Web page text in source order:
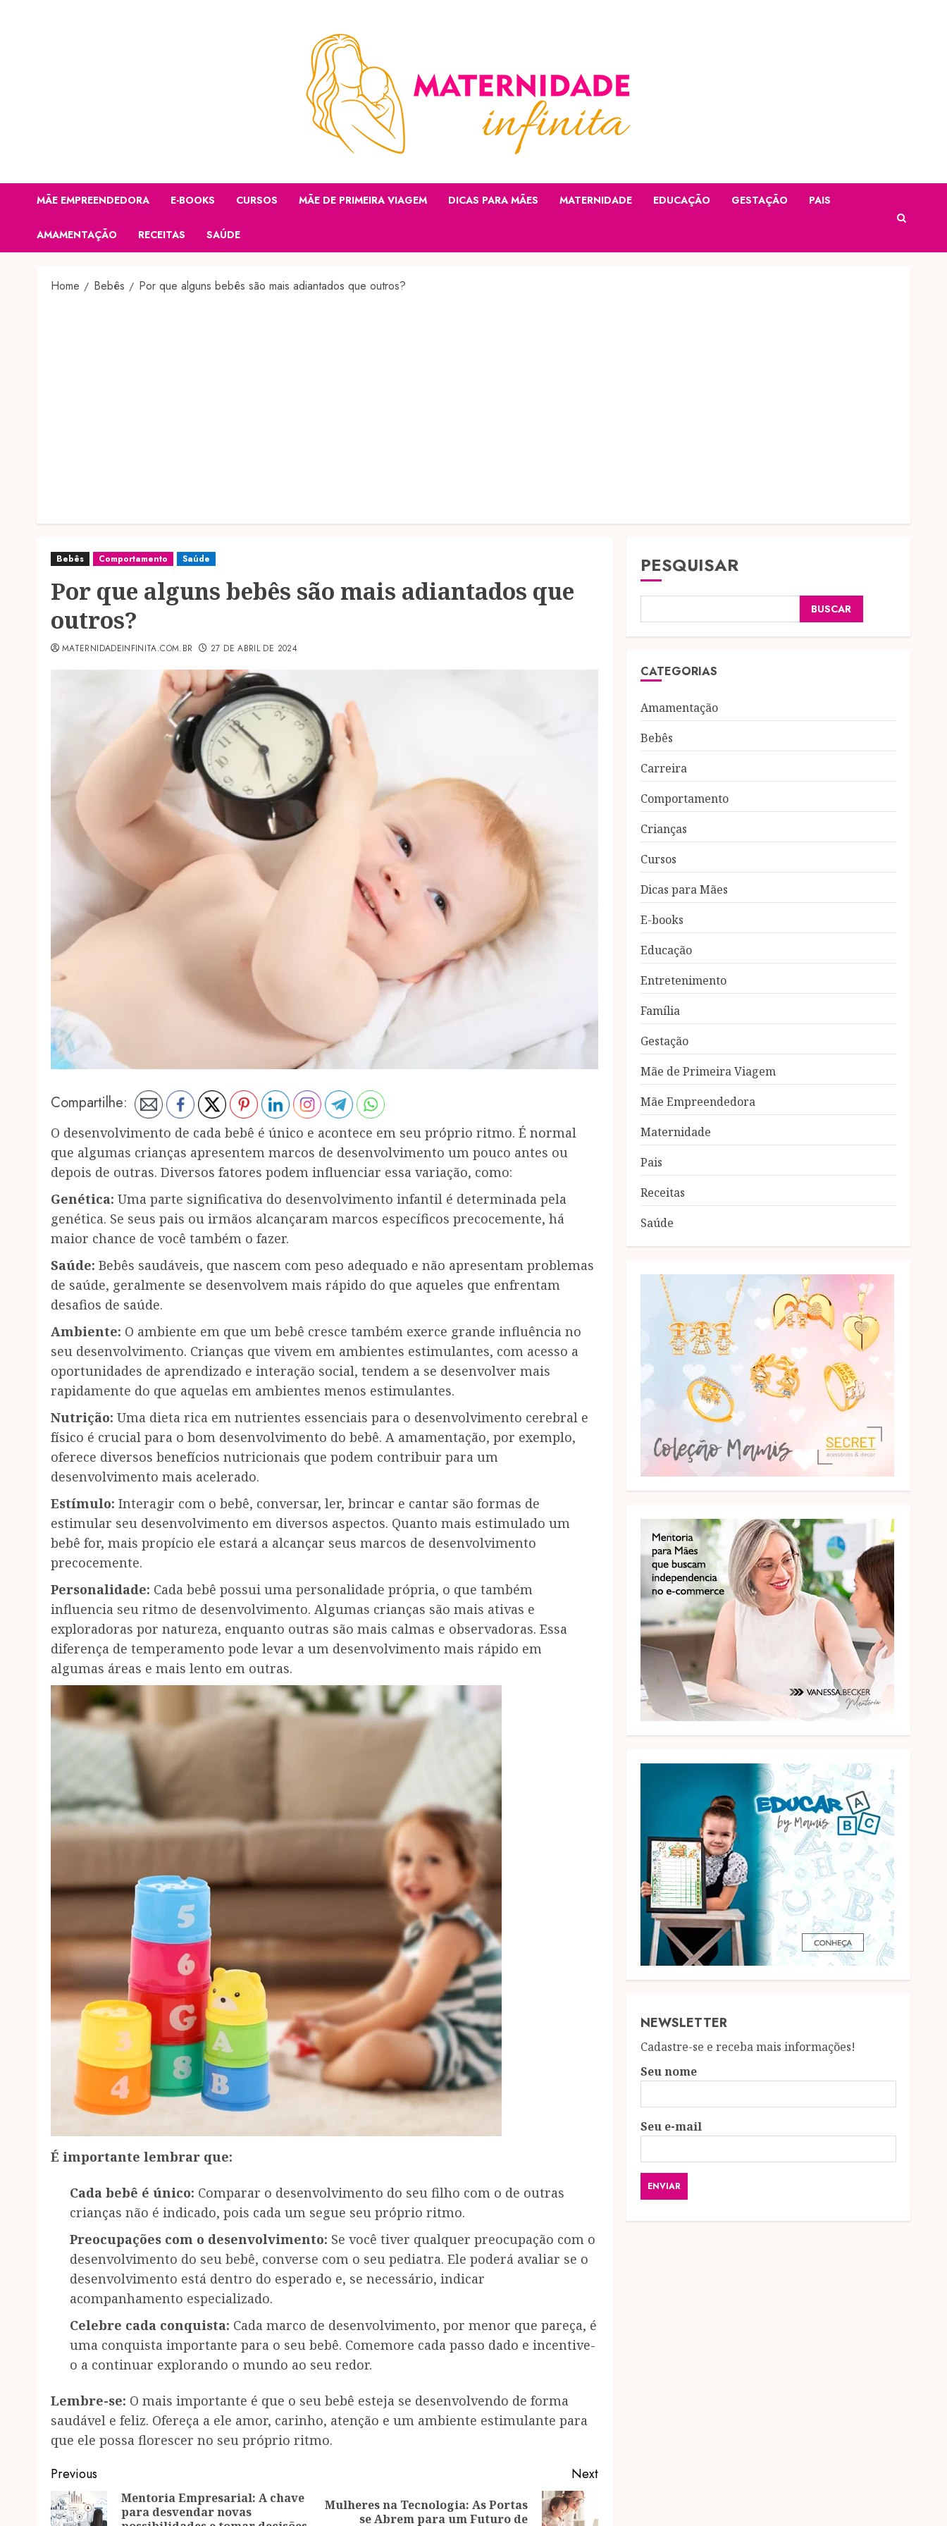
MÃE EMPREENDEDORA E-BOOKS CURSOS MÃE DE PRIMEIRA VIAGEM DICAS PARA MÃES MATERNIDADE EDUCAÇÃO GESTAÇÃO PAIS
AMAMENTAÇÃO RECEITAS SAÚDE
Home Bebês Por que alguns bebês são mais adiantados que outros?
Bebês Comportamento Saúde
Por que alguns bebês são mais adiantados que
outros?
MATERNIDADEINFINITA.COM.BR 27 DE ABRIL DE 2024
Compartilhe:
O desenvolvimento de cada bebê é único e acontece em seu próprio ritmo. É normal
que algumas crianças apresentem marcos de desenvolvimento um pouco antes ou
depois de outras. Diversos fatores podem influenciar essa variação, como:
Genética: Uma parte significativa do desenvolvimento infantil é determinada pela
genética. Se seus pais ou irmãos alcançaram marcos específicos precocemente, há
maior chance de você também o fazer.
Saúde: Bebês saudáveis, que nascem com peso adequado e não apresentam problemas
de saúde, geralmente se desenvolvem mais rápido do que aqueles que enfrentam
desafios de saúde.
Ambiente: O ambiente em que um bebê cresce também exerce grande influência no
seu desenvolvimento. Crianças que vivem em ambientes estimulantes, com acesso a
oportunidades de aprendizado e interação social, tendem a se desenvolver mais
rapidamente do que aquelas em ambientes menos estimulantes.
Nutrição: Uma dieta rica em nutrientes essenciais para o desenvolvimento cerebral e
físico é crucial para o bom desenvolvimento do bebê. A amamentação, por exemplo,
oferece diversos benefícios nutricionais que podem contribuir para um
desenvolvimento mais acelerado.
Estímulo: Interagir com o bebê, conversar, ler, brincar e cantar são formas de
estimular seu desenvolvimento em diversos aspectos. Quanto mais estimulado um
bebê for, mais propício ele estará a alcançar seus marcos de desenvolvimento
precocemente.
Personalidade: Cada bebê possui uma personalidade própria, o que também
influencia seu ritmo de desenvolvimento. Algumas crianças são mais ativas e
exploradoras por natureza, enquanto outras são mais calmas e observadoras. Essa
diferença de temperamento pode levar a um desenvolvimento mais rápido em
algumas áreas e mais lento em outras.
É importante lembrar que:
Cada bebê é único: Comparar o desenvolvimento do seu filho com o de outras
crianças não é indicado, pois cada um segue seu próprio ritmo.
Preocupações com o desenvolvimento: Se você tiver qualquer preocupação com o
desenvolvimento do seu bebê, converse com o seu pediatra. Ele poderá avaliar se o
desenvolvimento está dentro do esperado e, se necessário, indicar
acompanhamento especializado.
Celebre cada conquista: Cada marco de desenvolvimento, por menor que pareça, é
uma conquista importante para o seu bebê. Comemore cada passo dado e incentive-
o a continuar explorando o mundo ao seu redor.
Lembre-se: O mais importante é que o seu bebê esteja se desenvolvendo de forma
saudável e feliz. Ofereça a ele amor, carinho, atenção e um ambiente estimulante para
que ele possa florescer no seu próprio ritmo.
Post
navigation
Previous
Previous
Mentoria Empresarial: A chave
para desvendar novas
Next
Next
Mulheres na Tecnologia: As Portas
se Abrem para um Futuro de
PESQUISAR
BUSCAR
CATEGORIAS
Amamentação
Bebês
Carreira
Comportamento
Crianças
Cursos
Dicas para Mães
E-books
Educação
Entretenimento
Família
Gestação
Mãe de Primeira Viagem
Mãe Empreendedora
Maternidade
Pais
Receitas
Saúde
NEWSLETTER
Cadastre-se e receba mais informações!
Seu nome
Seu e-mail